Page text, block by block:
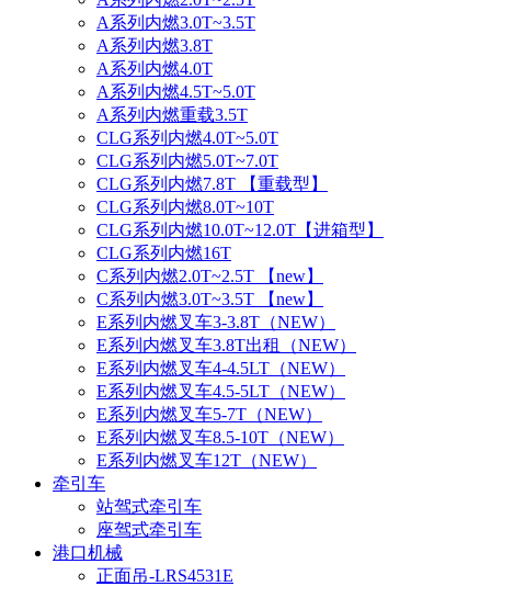
A系列内燃3.0T~3.5T
A系列内燃3.8T
A系列内燃4.0T
A系列内燃4.5T~5.0T
A系列内燃重载3.5T
CLG系列内燃4.0T~5.0T
CLG系列内燃5.0T~7.0T
CLG系列内燃7.8T 【重载型】
CLG系列内燃8.0T~10T
CLG系列内燃10.0T~12.0T【进箱型】
CLG系列内燃16T
C系列内燃2.0T~2.5T 【new】
C系列内燃3.0T~3.5T 【new】
E系列内燃叉车3-3.8T（NEW）
E系列内燃叉车3.8T出租（NEW）
E系列内燃叉车4-4.5LT（NEW）
E系列内燃叉车4.5-5LT（NEW）
E系列内燃叉车5-7T（NEW）
E系列内燃叉车8.5-10T（NEW）
E系列内燃叉车12T（NEW）
牵引车
站驾式牵引车
座驾式牵引车
港口机械
正面吊-LRS4531E